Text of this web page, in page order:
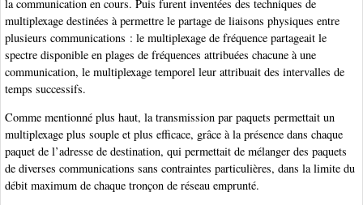
la communication en cours. Puis furent inventées des techniques de
multiplexage destinées à permettre le partage de liaisons physiques entre
plusieurs communications : le multiplexage de fréquence partageait le
spectre disponible en plages de fréquences attribuées chacune à une
communication, le multiplexage temporel leur attribuait des intervalles de
temps successifs.
Comme mentionné plus haut, la transmission par paquets permettait un
multiplexage plus souple et plus efficace, grâce à la présence dans chaque
paquet de l’adresse de destination, qui permettait de mélanger des paquets
de diverses communications sans contraintes particulières, dans la limite du
débit maximum de chaque tronçon de réseau emprunté.